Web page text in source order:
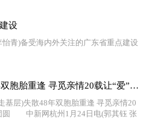
设
青)备受海内外关注的广东省重点建设
失散48年双胞胎重逢 寻觅亲情20载让“爱”团圆
层)失散48年双胞胎重逢 寻觅亲情20
圆 中新网杭州1月24日电(郭其钰 张